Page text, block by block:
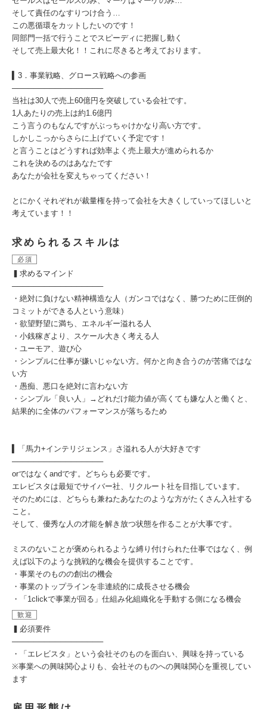
そして責任のなすりつけ合う…
この悪循環をカットしたいのです！
同部門一括で行うことでスピーディに把握し動く
そして売上最大化！！これに尽きると考えております。
▍3．事業戦略、グロース戦略への参画
─────────────────
当社は30人で売上60億円を突破している会社です。
1人あたりの売上は約1.6億円
こう言うのもなんですがぶっちゃけかなり高い方です。
しかしこっからさらに上げていく予定です！
と言うことはどうすれば効率よく売上最大が進められるか
これを決めるのはあなたです
あなたが会社を変えちゃってください！
とにかくそれぞれが裁量権を持って会社を大きくしていってほしいと
考えています！！
求められるスキルは
必須
▍求めるマインド
─────────────────
・絶対に負けない精神構造な人（ガンコではなく、勝つために圧倒的
コミットができる人という意味）
・欲望野望に満ち、エネルギー溢れる人
・小銭稼ぎより、スケール大きく考える人
・ユーモア、遊び心
・シンプルに仕事が嫌いじゃない方。何かと向き合うのが苦痛ではな
い方
・愚痴、悪口を絶対に言わない方
・シンプル「良い人」→どれだけ能力値が高くても嫌な人と働くと、
結果的に全体のパフォーマンスが落ちるため
▍「馬力+インテリジェンス」さ溢れる人が大好きです
─────────────────
orではなくandです。どちらも必要です。
エレビスタは最短でサイバー社、リクルート社を目指しています。
そのためには、どちらも兼ねたあなたのような方がたくさん入社する
こと。
そして、優秀な人の才能を解き放つ状態を作ることが大事です。
ミスのないことが褒められるような縛り付けられた仕事ではなく、例
えば以下のような挑戦的な機会を提供することです。
・事業そのものの創出の機会
・事業のトップラインを非連続的に成長させる機会
・「1clickで事業が回る」仕組み化組織化を手動する側になる機会
歓迎
▍必須要件
─────────────────
・「エレビスタ」という会社そのものを面白い、興味を持っている
※事業への興味関心よりも、会社そのものへの興味関心を重視してい
ます